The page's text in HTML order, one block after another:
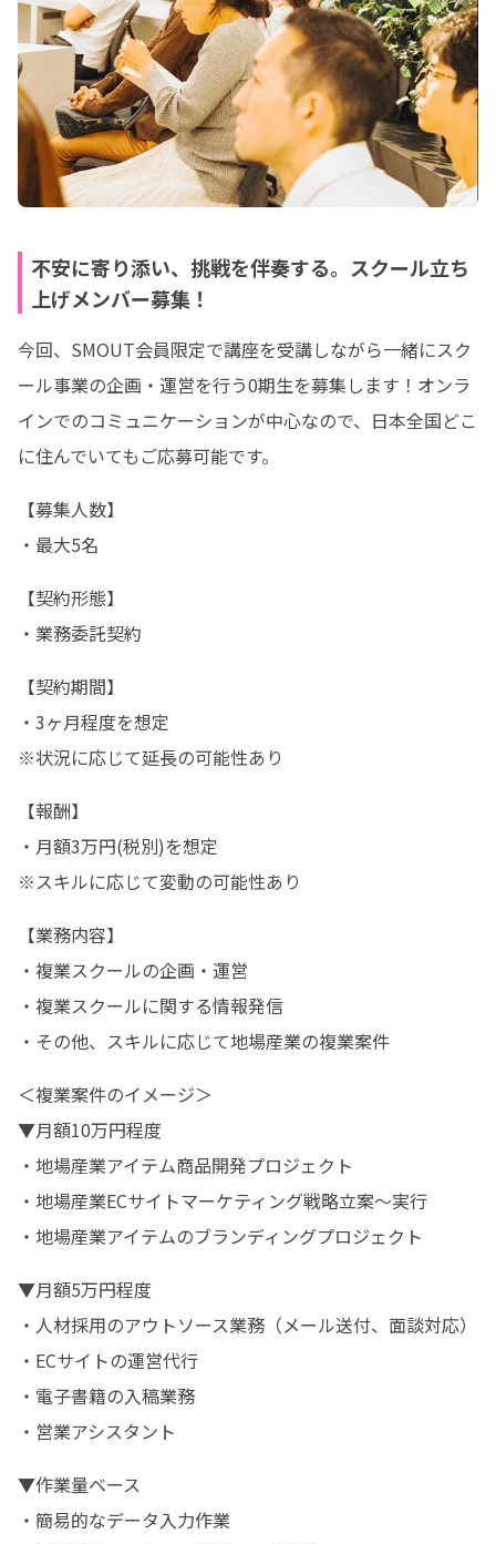
不安に寄り添い、挑戦を伴奏する。スクール立ち
上げメンバー募集！
今回、SMOUT会員限定で講座を受講しながら一緒にスク
ール事業の企画・運営を行う0期生を募集します！オンラ
インでのコミュニケーションが中心なので、日本全国どこ
に住んでいてもご応募可能です。
【募集人数】
・最大5名
【契約形態】
・業務委託契約
【契約期間】
・3ヶ月程度を想定
※状況に応じて延長の可能性あり
【報酬】
・月額3万円(税別)を想定
※スキルに応じて変動の可能性あり
【業務内容】
・複業スクールの企画・運営
・複業スクールに関する情報発信
・その他、スキルに応じて地場産業の複業案件
＜複業案件のイメージ＞
▼月額10万円程度
・地場産業アイテム商品開発プロジェクト
・地場産業ECサイトマーケティング戦略立案〜実行
・地場産業アイテムのブランディングプロジェクト
▼月額5万円程度
・人材採用のアウトソース業務（メール送付、面談対応）
・ECサイトの運営代行
・電子書籍の入稿業務
・営業アシスタント
▼作業量ベース
・簡易的なデータ入力作業